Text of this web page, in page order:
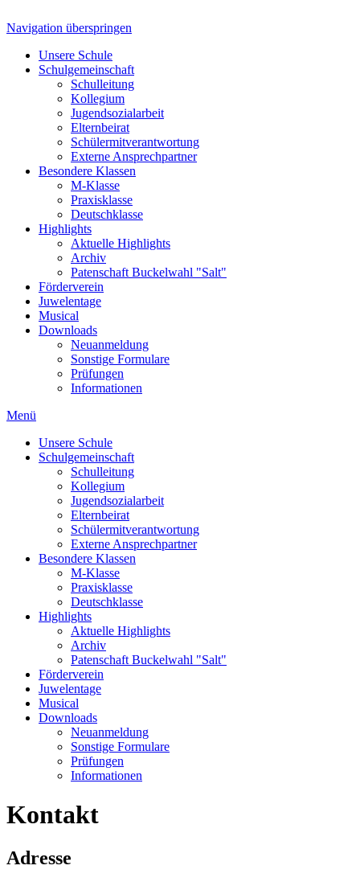
Navigation überspringen
Unsere Schule
Schulgemeinschaft
Schulleitung
Kollegium
Jugendsozialarbeit
Elternbeirat
Schülermitverantwortung
Externe Ansprechpartner
Besondere Klassen
M-Klasse
Praxisklasse
Deutschklasse
Highlights
Aktuelle Highlights
Archiv
Patenschaft Buckelwahl "Salt"
Förderverein
Juwelentage
Musical
Downloads
Neuanmeldung
Sonstige Formulare
Prüfungen
Informationen
Menü
Unsere Schule
Schulgemeinschaft
Schulleitung
Kollegium
Jugendsozialarbeit
Elternbeirat
Schülermitverantwortung
Externe Ansprechpartner
Besondere Klassen
M-Klasse
Praxisklasse
Deutschklasse
Highlights
Aktuelle Highlights
Archiv
Patenschaft Buckelwahl "Salt"
Förderverein
Juwelentage
Musical
Downloads
Neuanmeldung
Sonstige Formulare
Prüfungen
Informationen
Kontakt
Adresse